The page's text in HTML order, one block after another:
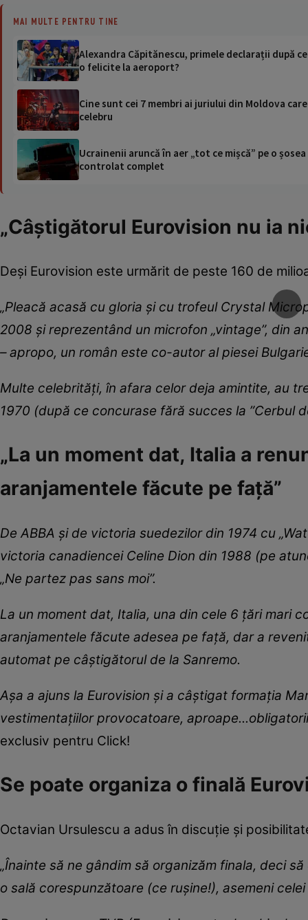
MAI MULTE PENTRU TINE
Alexandra Căpitănescu, primele declarații după
o felicite la aeroport?
Cine sunt cei 7 membri ai juriului din Moldova
celebru
Ucrainenii aruncă în aer „tot ce mișcă” pe o
controlat complet
„Câștigătorul Eurovision nu ia
Deși Eurovision este urmărit de peste 160 de
„Pleacă acasă cu gloria și cu trofeul Crystal
2008 și reprezentând un microfon „vintage”, din
– apropo, un român este co-autor al piesei
Multe celebrități, în afara celor deja amintite, au
1970 (după ce concurase fără succes la ”Cerbul
„La un moment dat, Italia a
aranjamentele făcute pe față”
De ABBA și de victoria suedezilor din 1974 cu
victoria canadiencei Celine Dion din 1988 (pe
„Ne partez pas sans moi”.
La un moment dat, Italia, una din cele 6 țări mari
aranjamentele făcute adesea pe față, dar a
automat pe câștigătorul de la Sanremo.
Așa a ajuns la Eurovision și a câștigat formația
vestimentațiilor provocatoare,
exclusiv pentru Click!
Se poate organiza o finală
Octavian Ursulescu a adus în discuție și
„Înainte să ne gândim să organizăm finala, deci
o sală corespunzătoare (ce rușine!), asemeni